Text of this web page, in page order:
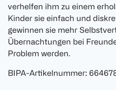
verhelfen ihm zu einem
Kinder sie einfach und
gewinnen sie mehr
Übernachtungen bei
Problem werden.
BIPA-Artikelnummer: